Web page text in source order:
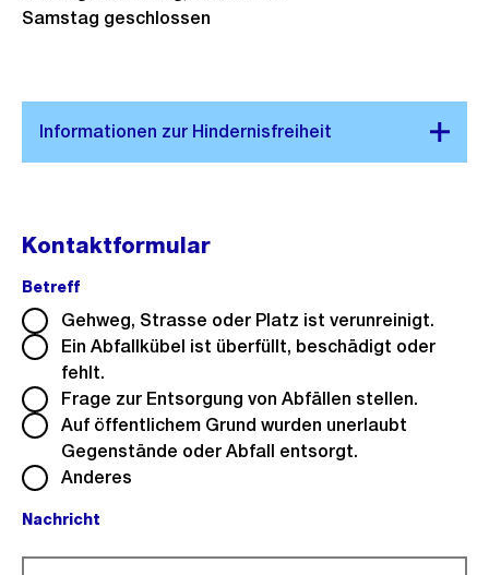
Samstag geschlossen
Kontaktformular
Betreff
Gehweg, Strasse oder Platz ist verunreinigt.
Ein Abfallkübel ist überfüllt, beschädigt oder
fehlt.
Frage zur Entsorgung von Abfällen stellen.
Auf öffentlichem Grund wurden unerlaubt
Gegenstände oder Abfall entsorgt.
Anderes
Nachricht